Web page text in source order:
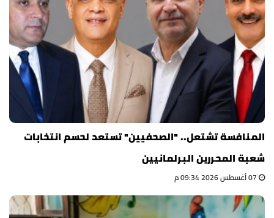
المنافسة تشتعل.. "الصحفيين" تستعد لحسم انتخابات
شعبة المحررين البرلمانيين